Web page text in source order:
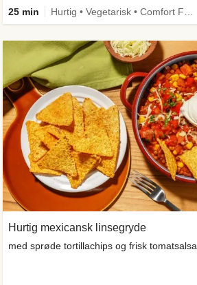
25 min
Hurtig mexicansk linsegryde
med sprøde tortillachips og frisk tomatsalsa